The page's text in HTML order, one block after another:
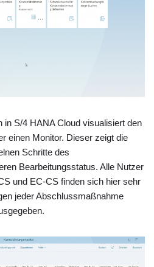
in S/4 HANA Cloud visualisiert den
einen Monitor. Dieser zeigt die
Schritte des
Bearbeitungsstatus. Alle Nutzer
und EC-CS finden sich hier sehr
jeder Abschlussmaßnahme